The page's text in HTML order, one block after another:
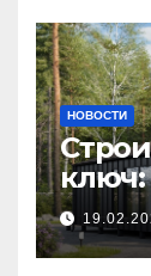
НОВОСТИ
ключ: